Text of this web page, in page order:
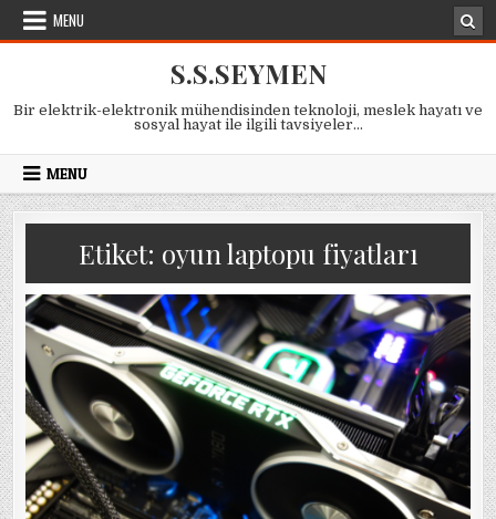
Skip
MENU
S.S.SEYMEN
Bir elektrik-elektronik mühendisinden teknoloji, meslek hayatı ve
sosyal hayat ile ilgili tavsiyeler…
MENU
Etiket: oyun laptopu fiyatları